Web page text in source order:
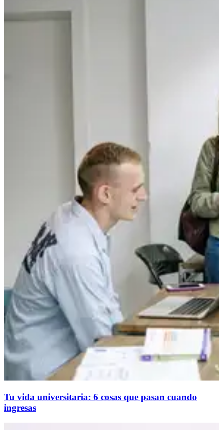
Tu vida universitaria: 6 cosas que pasan cuando
ingresas